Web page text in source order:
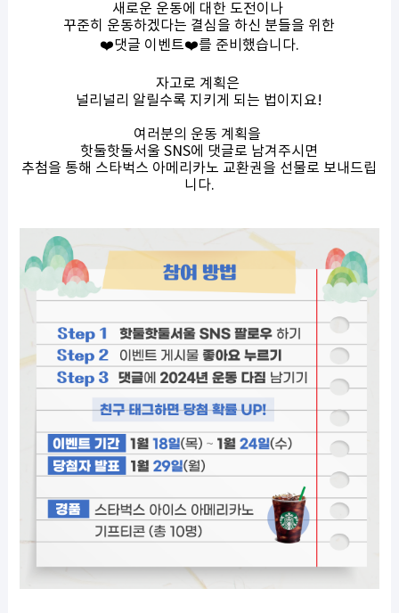
새로운 운동에 대한 도전이나
꾸준히 운동하겠다는 결심을 하신 분들을 위한
❤️댓글 이벤트❤️를 준비했습니다.
자고로 계획은
널리널리 알릴수록 지키게 되는 법이지요!
여러분의 운동 계획을
핫둘핫둘서울 SNS에 댓글로 남겨주시면
추첨을 통해 스타벅스 아메리카노 교환권을 선물로 보내드립
니다.